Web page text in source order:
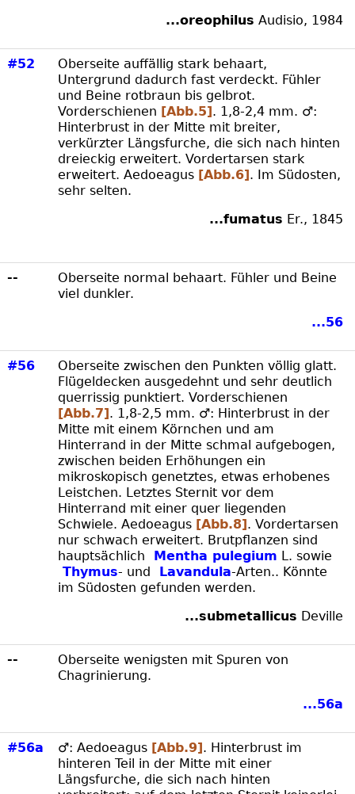
...oreophilus Audisio, 1984
#52
Oberseite auffällig stark behaart,
Untergrund dadurch fast verdeckt. Fühler
und Beine rotbraun bis gelbrot.
Vorderschienen [Abb.5]. 1,8-2,4 mm. ♂:
Hinterbrust in der Mitte mit breiter,
verkürzter Längsfurche, die sich nach hinten
dreieckig erweitert. Vordertarsen stark
erweitert. Aedoeagus [Abb.6]. Im Südosten,
sehr selten.
...fumatus Er., 1845
--
Oberseite normal behaart. Fühler und Beine
viel dunkler.
...56
#56
Oberseite zwischen den Punkten völlig glatt.
Flügeldecken ausgedehnt und sehr deutlich
querrissig punktiert. Vorderschienen
[Abb.7]. 1,8-2,5 mm. ♂: Hinterbrust in der
Mitte mit einem Körnchen und am
Hinterrand in der Mitte schmal aufgebogen,
zwischen beiden Erhöhungen ein
mikroskopisch genetztes, etwas erhobenes
Leistchen. Letztes Sternit vor dem
Hinterrand mit einer quer liegenden
Schwiele. Aedoeagus [Abb.8]. Vordertarsen
nur schwach erweitert. Brutpflanzen sind
hauptsächlich
Mentha pulegium L. sowie
Thymus- und Lavandula-Arten.. Könnte
im Südosten gefunden werden.
...submetallicus Deville
--
Oberseite wenigsten mit Spuren von
Chagrinierung.
...56a
#56a ♂: Aedoeagus [Abb.9]. Hinterbrust im
hinteren Teil in der Mitte mit einer
Längsfurche, die sich nach hinten